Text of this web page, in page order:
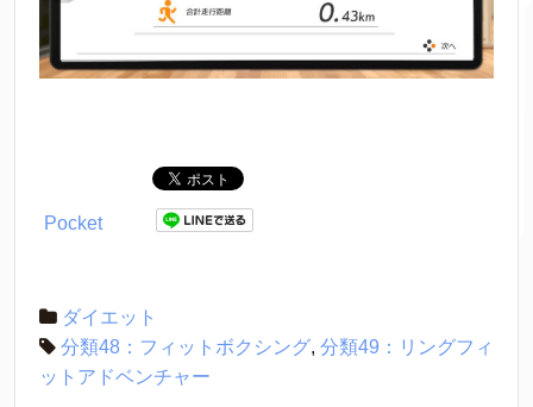
Pocket
ダイエット
分類48：フィットボクシング, 分類49：リングフィ
ットアドベンチャー